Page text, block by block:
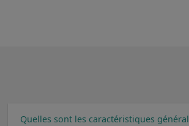
Quelles sont les caractéristiques